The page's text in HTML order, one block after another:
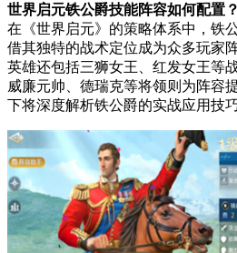
世界启元铁公爵技能阵容如何配置
在《世界启元》的策略体系中，铁
借其独特的战术定位成为众多玩家
英雄还包括三狮女王、红发女王等
威廉元帅、德瑞克等将领则为阵容
下将深度解析铁公爵的实战应用技巧